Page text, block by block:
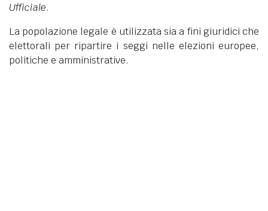
Ufficiale.
La popolazione legale è utilizzata sia a fini giuridici che
elettorali per ripartire i seggi nelle elezioni europee,
politiche e amministrative.